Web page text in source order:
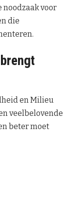
voor
die
en Milieu
veelbelovende
beter moet